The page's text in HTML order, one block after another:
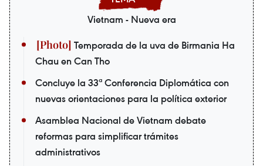
Vietnam - Nueva era
Temporada de la uva de Birmania Ha
Chau en Can Tho
Concluye la 33ª Conferencia Diplomática con
nuevas orientaciones para la política exterior
Asamblea Nacional de Vietnam debate
reformas para simplificar trámites
administrativos